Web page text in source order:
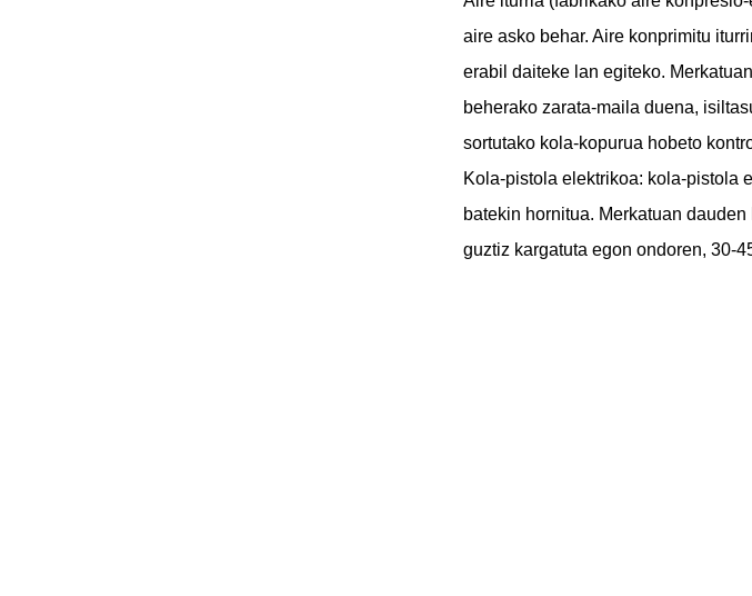
aire asko behar. Aire konprimitu
erabil daiteke lan egiteko.
beherako zarata-maila duena,
sortutako kola-kopurua hobeto
Kola-pistola elektrikoa: kola-pistola
batekin hornitua. Merkatuan
guztiz kargatuta egon ondoren, 30-